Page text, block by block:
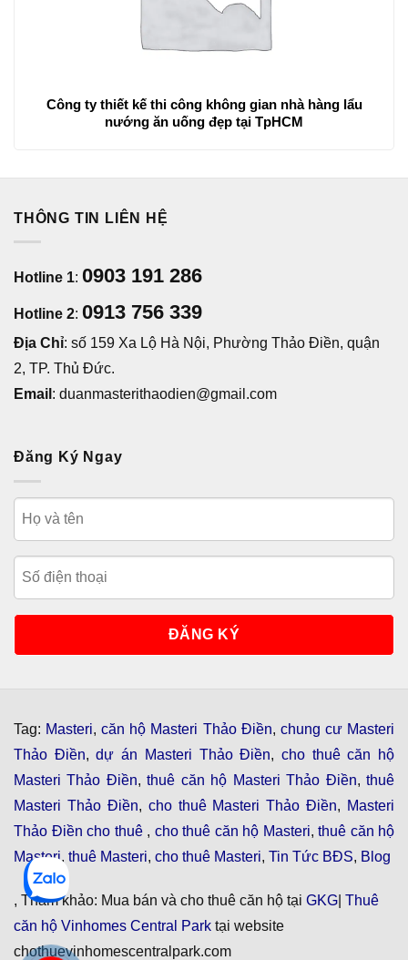
Công ty thiết kế thi công không gian nhà hàng lẩu
nướng ăn uống đẹp tại TpHCM
THÔNG TIN LIÊN HỆ
Hotline 1: 0903 191 286
Hotline 2: 0913 756 339
Địa Chỉ: số 159 Xa Lộ Hà Nội, Phường Thảo Điền, quận
2, TP. Thủ Đức.
Email : duanmasterithaodien@gmail.com
Đăng Ký Ngay
Tag: Masteri,căn hộ Masteri Thảo Điền, chung cư Masteri
Thảo Điền,dự án Masteri Thảo Điền, cho thuê căn hộ
Masteri Thảo Điền,thuê căn hộ Masteri Thảo Điền,thuê
Masteri Thảo Điền, cho thuê Masteri Thảo Điền, Masteri
Thảo Điền cho thuê , cho thuê căn hộ Masteri, thuê căn hộ
Masteri, thuê Masteri, cho thuê Masteri, Tin Tức BĐS, Blog
, Tham khảo: Mua bán và cho thuê căn hộ tại GKG Thuê
căn hộ Vinhomes Central Park tại website
chothuevinhomescentralpark.com